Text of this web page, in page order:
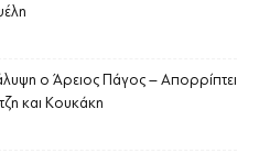
ο Άρειος Πάγος – Απορρίπτει
και Κουκάκη